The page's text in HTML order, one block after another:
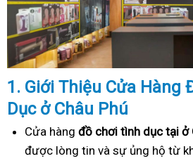
1. Giới Thiệu Cửa Hàng
Dục ở Châu Phú
Cửa hàng đồ chơi tình dục tại ở
được lòng tin và sự ủng hộ từ